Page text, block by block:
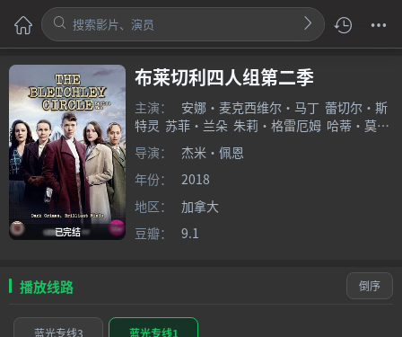
已完结
布莱切利四人组第二季
主演： 安娜·麦克西维尔·马丁 蕾切尔·斯
特灵 苏菲·兰朵 朱莉·格雷厄姆 哈蒂·莫拉
汉
导演：
杰米·佩恩
年份：
2018
地区：
加拿大
豆瓣：
9.1
播放线路 倒序
蓝光专线3 蓝光专线1